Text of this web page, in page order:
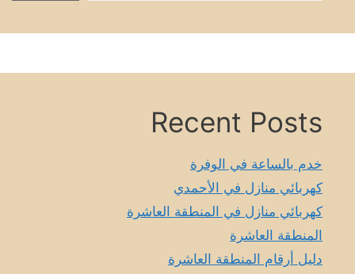
Recent Posts
خدم بالساعة في الوفرة
كهربائي منازل في الأحمدي
كهربائي منازل في المنطقة العاشرة
المنطقة العاشرة
دليل أرقام المنطقة العاشرة